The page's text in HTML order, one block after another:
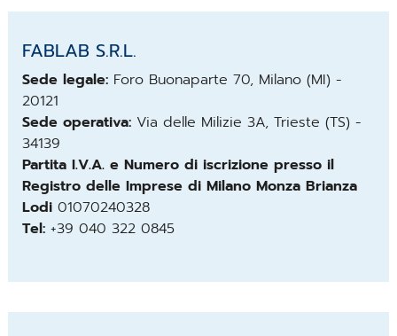
FABLAB S.R.L.
Sede legale: Foro Buonaparte 70, Milano (MI) -
20121
Sede operativa: Via delle Milizie 3A, Trieste (TS) -
34139
Partita I.V.A. e Numero di iscrizione presso il
Registro delle Imprese di Milano Monza Brianza
Lodi 01070240328
Tel: +39 040 322 0845